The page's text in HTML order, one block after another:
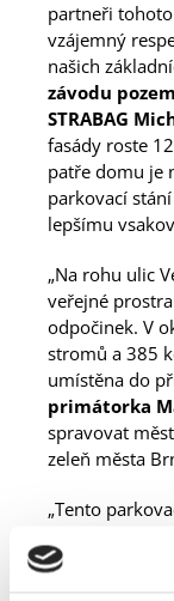
partneři
vzájemný
našich
závodu
STRABAG
fasády roste
patře domu je
parkovací
lepšímu
„Na rohu ulic
veřejné
odpočinek. V
stromů a 385
umístěna do
primátorka
spravovat
zeleň města
„Tento
dokončená